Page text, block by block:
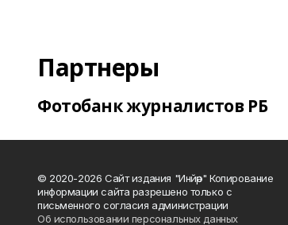
Партнеры
Фотобанк журналистов РБ
© 2020-2026 Сайт издания "Инйәр" Копирование
информации сайта разрешено только с
письменного согласия администрации
Об использовании персональных данных